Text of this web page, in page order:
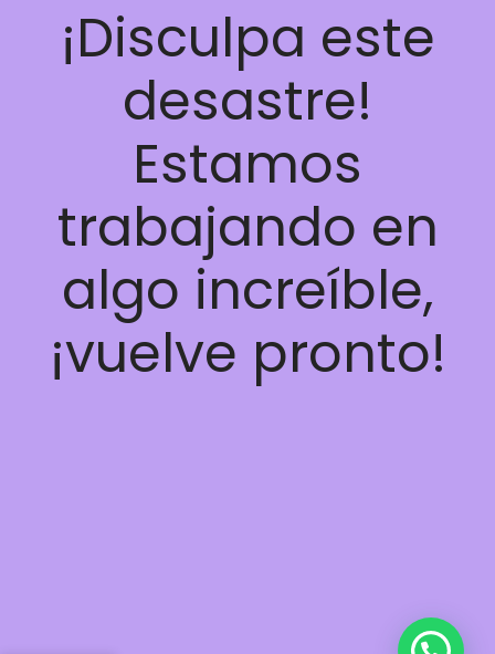
¡Disculpa este
desastre!
Estamos
trabajando en
algo increíble,
¡vuelve pronto!